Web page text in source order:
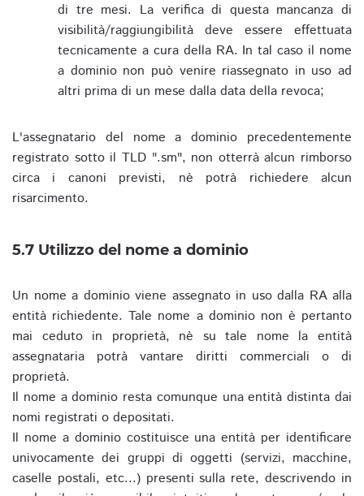
di tre mesi. La verifica di questa mancanza di
visibilità/raggiungibilità deve essere effettuata
tecnicamente a cura della RA. In tal caso il nome
a dominio non può venire riassegnato in uso ad
altri prima di un mese dalla data della revoca;
L'assegnatario del nome a dominio precedentemente
registrato sotto il TLD ".sm", non otterrà alcun rimborso
circa i canoni previsti, nè potrà richiedere alcun
risarcimento.
5.7 Utilizzo del nome a dominio
Un nome a dominio viene assegnato in uso dalla RA alla
entità richiedente. Tale nome a dominio non è pertanto
mai ceduto in proprietà, nè su tale nome la entità
assegnataria potrà vantare diritti commerciali o di
proprietà.
Il nome a dominio resta comunque una entità distinta dai
nomi registrati o depositati.
Il nome a dominio costituisce una entità per identificare
univocamente dei gruppi di oggetti (servizi, macchine,
caselle postali, etc...) presenti sulla rete, descrivendo in